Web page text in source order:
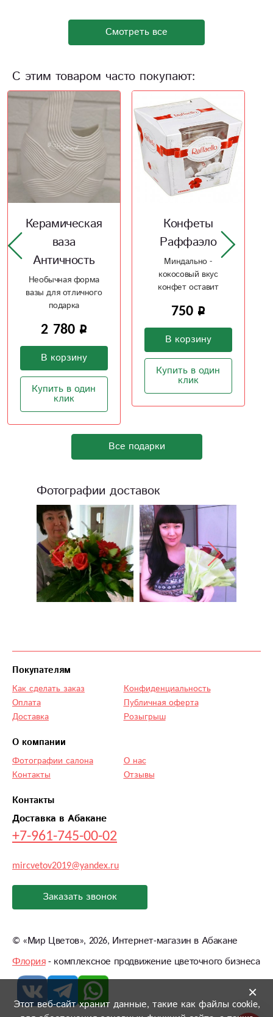
Смотреть все
С этим товаром часто покупают:
Конфеты
Раффаэло
Миндально -
кокосовый вкус
конфет оставит
приятное чувство
750
Купить в один
клик
Ваза -
керамика
Керамическая ваза
необычной формы
2 100
В корзину
Купить в один
клик
Все подарки
Фотографии доставок
Этот веб-сайт хранит данные, такие как файлы cookie,
×
Контакты
Доставка в Абакане
+7-961-745-00-02
mircvetov2019@yandex.ru
Заказать звонок
Покупателям
Как сделать заказ
Оплата
Доставка
Конфиденциальность
Публичная оферта
Розыгрыш
О компании
Фотографии салона
Контакты
О нас
Отзывы
© «Мир Цветов», 2026, Интернет-магазин в Абакане
Флория- комплексное продвижение цветочного бизнеса